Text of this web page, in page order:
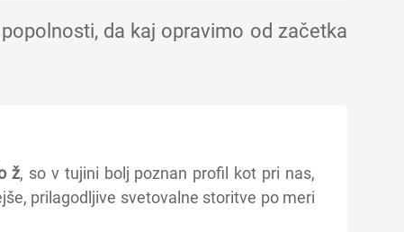
da kaj opravimo od začetka
ž, so v tujini bolj poznan profil kot pri nas,
prilagodljive svetovalne storitve po meri